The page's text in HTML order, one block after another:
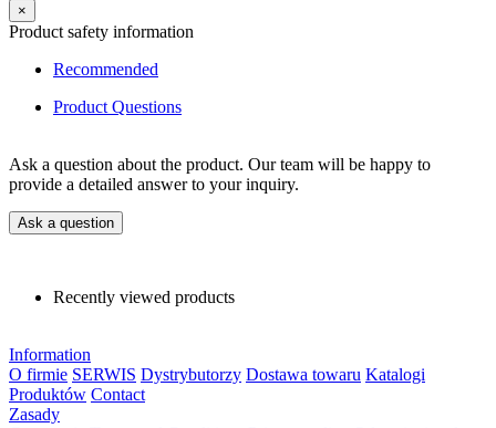
×
Product safety information
Recommended
Product Questions
Ask a question about the product. Our team will be happy to
provide a detailed answer to your inquiry.
Ask a question
Recently viewed products
Information
O firmie SERWIS Dystrybutorzy Dostawa towaru Katalogi
Produktów Contact
Zasady